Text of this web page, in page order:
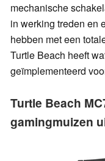
mechanische
in werking treden en
hebben met een
Turtle Beach heeft
geïmplementeerd
Turtle Beach
gamingmuizen